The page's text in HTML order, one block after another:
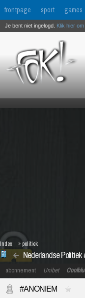
frontpage sport games
Je bent niet ingelogd. Klik hier
Nederlandse
Index » politiek
abonnement Unibet
#ANONIEM